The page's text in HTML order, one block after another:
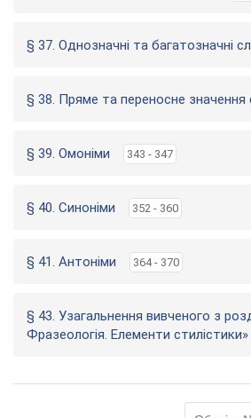
§ 37. Однозначні та багатозначні
§ 38. Пряме та переносне значення
§ 39. Омоніми 343 - 347
§ 40. Синоніми 352 - 360
§ 41. Антоніми 364 - 370
§ 43. Узагальнення вивченого з
Фразеологія. Елементи стилістики»